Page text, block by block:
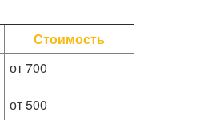
Стоимость
от 700
от 500